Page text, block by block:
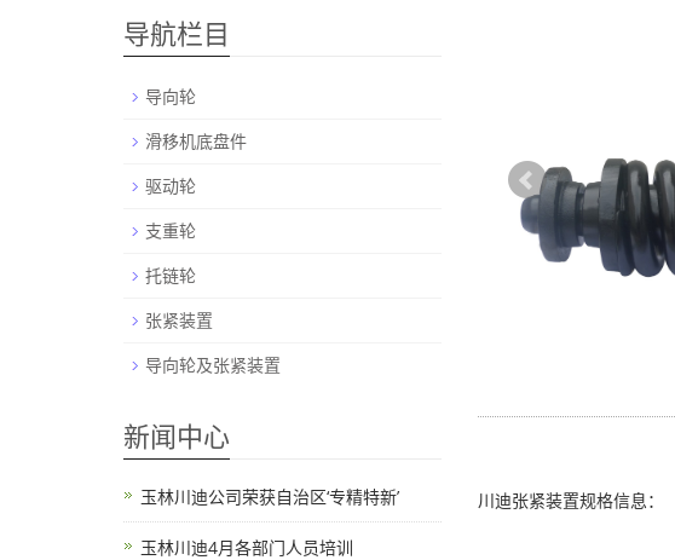
川迪张紧装置规格信息：
导航栏目
导向轮
滑移机底盘件
驱动轮
支重轮
托链轮
张紧装置
导向轮及张紧装置
新闻中心
玉林川迪公司荣获自治区‘专精特新’
玉林川迪4月各部门人员培训